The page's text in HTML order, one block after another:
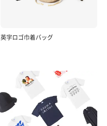
英字ロゴ巾着バッグ